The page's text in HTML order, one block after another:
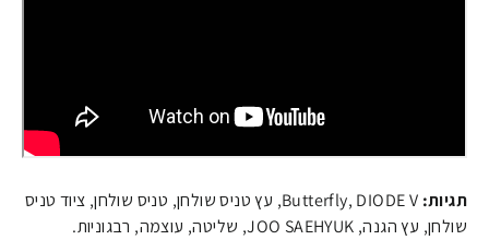
תגיות:
Butterfly, DIODE V, עץ טניס שולחן, טניס שולחן, ציוד טניס
שולחן, עץ הגנה, JOO SAEHYUK, שליטה, עוצמה, רבגוניות.